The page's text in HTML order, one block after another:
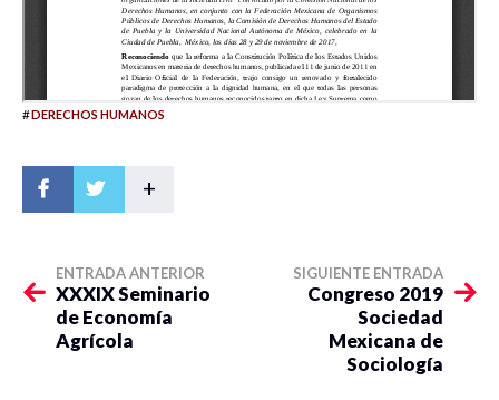
#DERECHOS HUMANOS
+
ENTRADA ANTERIOR
XXXIX Seminario
de Economía
Agrícola
SIGUIENTE ENTRADA
Congreso 2019
Sociedad
Mexicana de
Sociología